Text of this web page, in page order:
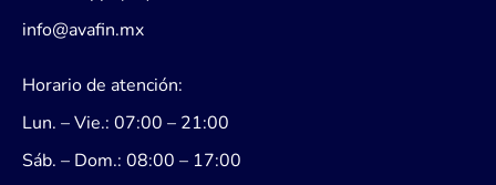
info@avafin.mx
Horario de atención:
Lun. – Vie.: 07:00 – 21:00
Sáb. – Dom.: 08:00 – 17:00